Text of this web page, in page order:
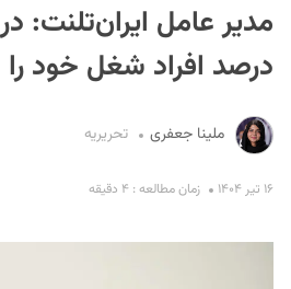
درصد افراد شغل خود
ملینا جعفری تحریریه
۱۶ تیر ۱۴۰۴ زمان مطالعه : ۴ دقیقه